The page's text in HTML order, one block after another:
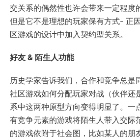
交关系的偶然性也许会带来一定程度
但是它不是理想的玩家保有方式- 正
区游戏的设计中加入契约型关系。
好友 & 陌生人功能
历史学家告诉我们，合作和竞争总是
社区游戏如何分配玩家对战（伙伴还
系中这两种原型方向变得明显了。一
有竞争元素的游戏将陌生人带入交际
的游戏依附于社会图，比如某人的朋